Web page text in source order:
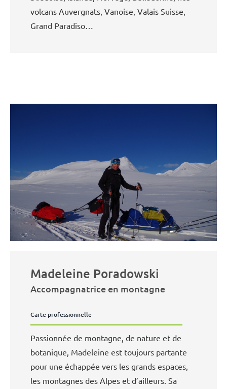
volcans Auvergnats, Vanoise, Valais Suisse,
Grand Paradiso…
Madeleine Poradowski
Accompagnatrice en montagne
Carte professionnelle
Passionnée de montagne, de nature et de
botanique, Madeleine est toujours partante
pour une échappée vers les grands espaces,
les montagnes des Alpes et d’ailleurs. Sa